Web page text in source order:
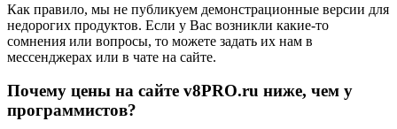
Как правило, мы не публикуем демонстрационные версии для
недорогих продуктов. Если у Вас возникли какие-то
сомнения или вопросы, то можете задать их нам в
мессенджерах или в чате на сайте.
Почему цены на сайте v8PRO.ru ниже, чем у
программистов?